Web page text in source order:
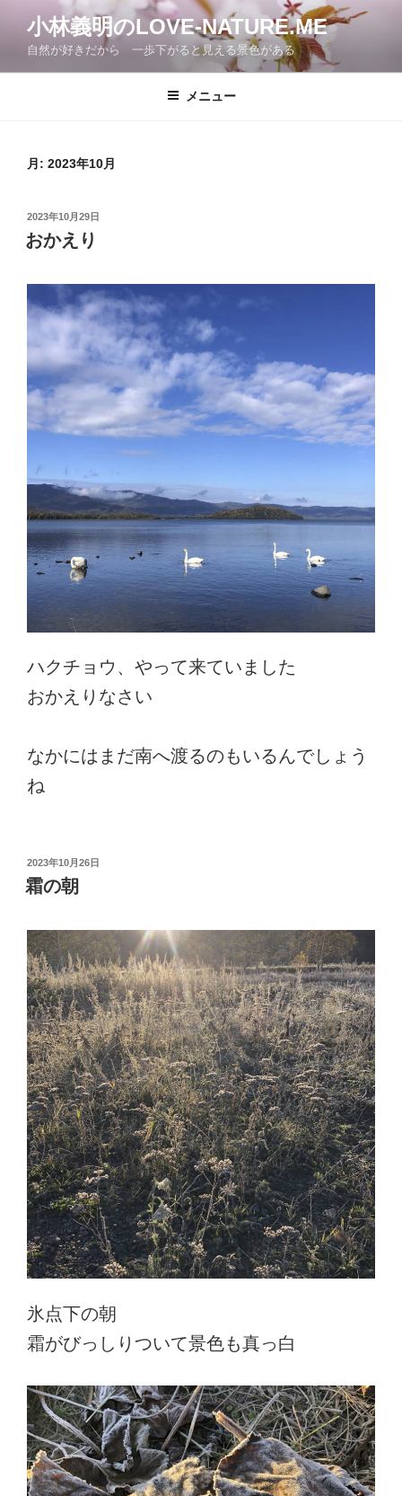
ン
小林義明のLOVE-NATURE.ME
自然が好きだから 一歩下がると見える景色がある
メニュー
月: 2023年10月
投
稿
日:
2023年10月29日
おかえり
ハクチョウ、やって来ていました
おかえりなさい
なかにはまだ南へ渡るのもいるんでしょう
ね
投
稿
日:
2023年10月26日
霜の朝
氷点下の朝
霜がびっしりついて景色も真っ白